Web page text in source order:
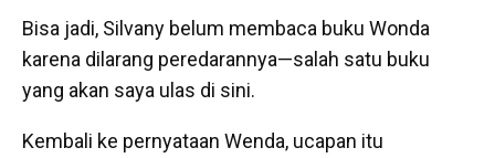
Bisa jadi, Silvany belum membaca buku Wonda
karena dilarang peredarannya—salah satu buku
yang akan saya ulas di sini.
Kembali ke pernyataan Wenda, ucapan itu